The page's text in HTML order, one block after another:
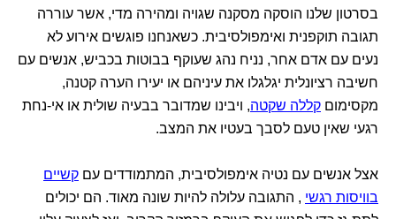
בסרטון שלנו הוסקה מסקנה שגויה ומהירה מדי, אשר עוררה
תגובה תוקפנית ואימפולסיבית. כשאנחנו פוגשים אירוע לא
נעים עם אדם אחר, נניח נהג שעוקף בבוטות בכביש, אנשים עם
חשיבה רציונלית יגלגלו את עיניהם או יעירו הערה קטנה,
מקסימום קללה שקטה, ויבינו שמדובר בבעיה שולית או אי-נחת
רגעי שאין טעם לסבך בעטיו את המצב.
אצל אנשים עם נטיה אימפולסיבית, המתמודדים עם קשיים
בוויסות רגשי , התגובה עלולה להיות שונה מאוד. הם יכולים